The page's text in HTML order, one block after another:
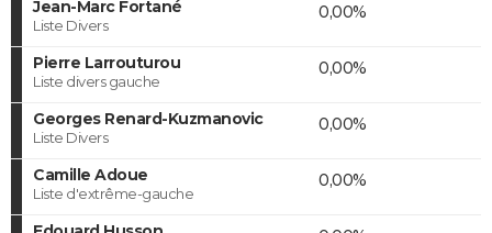
Jean-Marc Fortané
Liste Divers
0,00%
Pierre Larrouturou
Liste divers gauche
0,00%
Georges Renard-Kuzmanovic
Liste Divers
0,00%
Camille Adoue
Liste d'extrême-gauche
0,00%